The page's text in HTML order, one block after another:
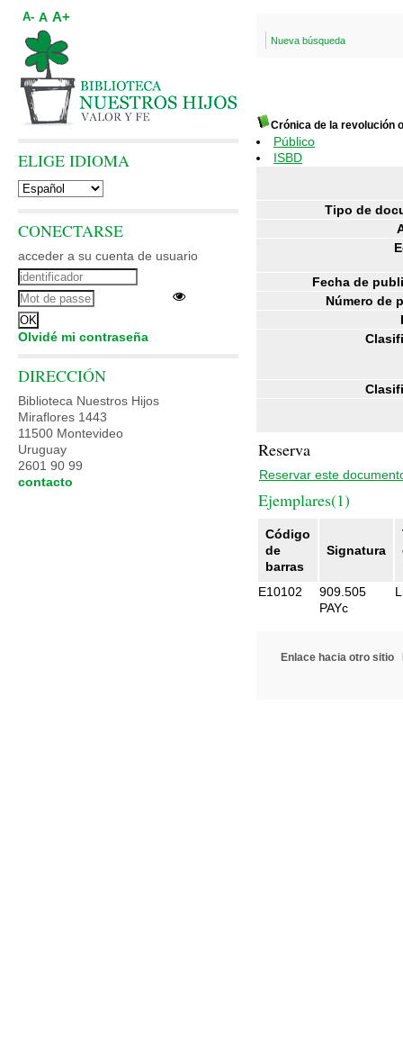
Nueva búsqueda
Crónica de la revolución
Público
ISBD
Tipo de
Fecha de
Número de
Reserva
Reservar este
Ejemplares(1)
Código
de
barras
Signatura
E10102
909.505
PAYc
Enlace hacia otro sitio
A- A A+
ELIGE IDIOMA
CONECTARSE
acceder a su cuenta de usuario
Olvidé mi contraseña
DIRECCIÓN
Biblioteca Nuestros Hijos
Miraflores 1443
11500 Montevideo
Uruguay
2601 90 99
contacto